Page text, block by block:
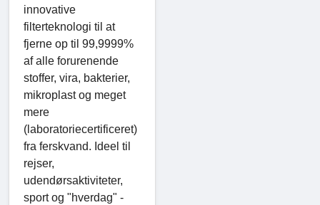
innovative
filterteknologi til at
fjerne op til 99,9999%
af alle forurenende
stoffer, vira, bakterier,
mikroplast og meget
mere
(laboratoriecertificeret)
fra ferskvand. Ideel til
rejser,
udendørsaktiviteter,
sport og "hverdag" -